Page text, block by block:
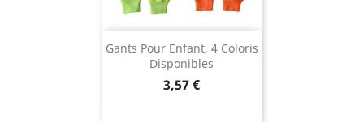
Gants Pour Enfant, 4 Coloris
Disponibles
Prix
3,57 €